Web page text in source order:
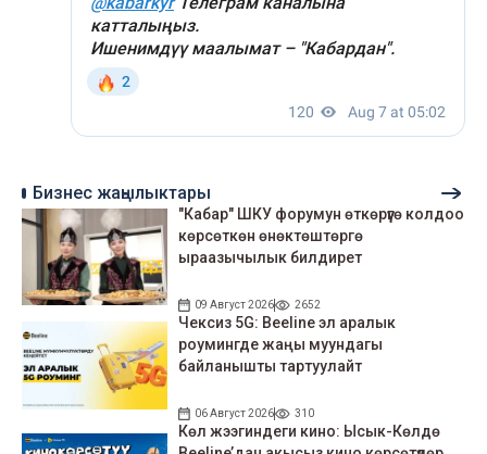
Бизнес жаңылыктары
"Кабар" ШКУ форумун өткөрүүгө колдоо
көрсөткөн өнөктөштөргө
ыраазычылык билдирет
09 Август 2026 2652
Чексиз 5G: Beeline эл аралык
роумингде жаңы муундагы
байланышты тартуулайт
06 Август 2026 310
Көл жээгиндеги кино: Ысык-Көлдө